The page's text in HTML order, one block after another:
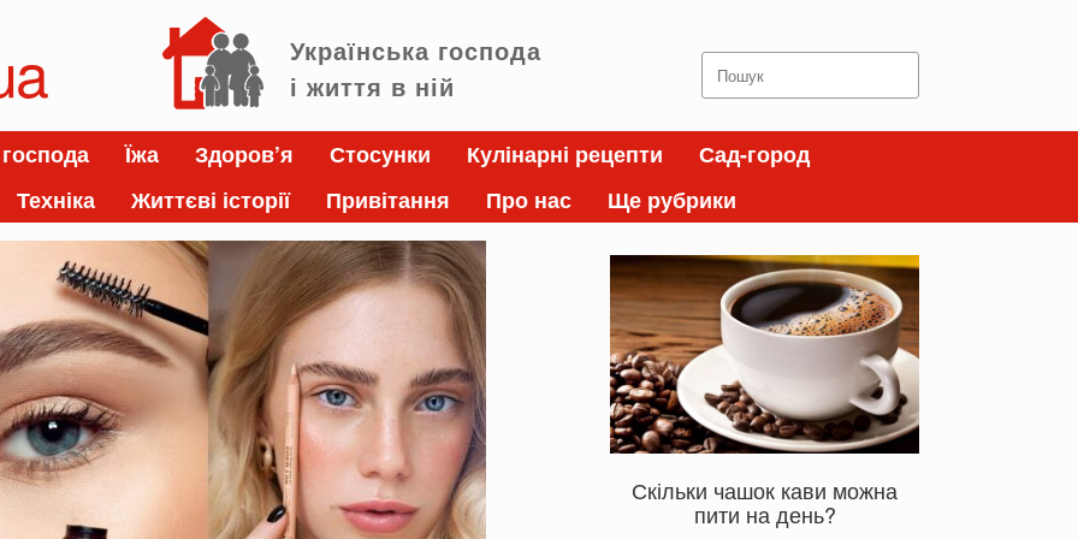
Українська господа
і життя в ній
Search
for:
Їжа Здоров’я Стосунки Кулінарні рецепти
Сад-город
Техніка Життєві історії Привітання Про нас Ще рубрики
Скільки чашок кави можна
пити на день?